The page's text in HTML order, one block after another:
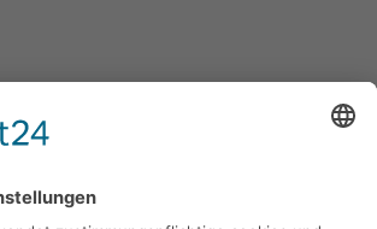
KONTAKT